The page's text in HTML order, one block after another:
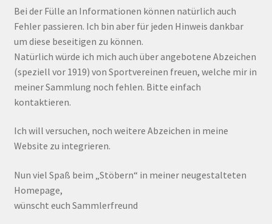
Bei der Fülle an Informationen können natürlich auch
Fehler passieren. Ich bin aber für jeden Hinweis dankbar
um diese beseitigen zu können.
Natürlich würde ich mich auch über angebotene Abzeichen
(speziell vor 1919) von Sportvereinen freuen, welche mir in
meiner Sammlung noch fehlen. Bitte einfach
kontaktieren.
Ich will versuchen, noch weitere Abzeichen in meine
Website zu integrieren.
Nun viel Spaß beim „Stöbern“ in meiner neugestalteten
Homepage,
wünscht euch Sammlerfreund